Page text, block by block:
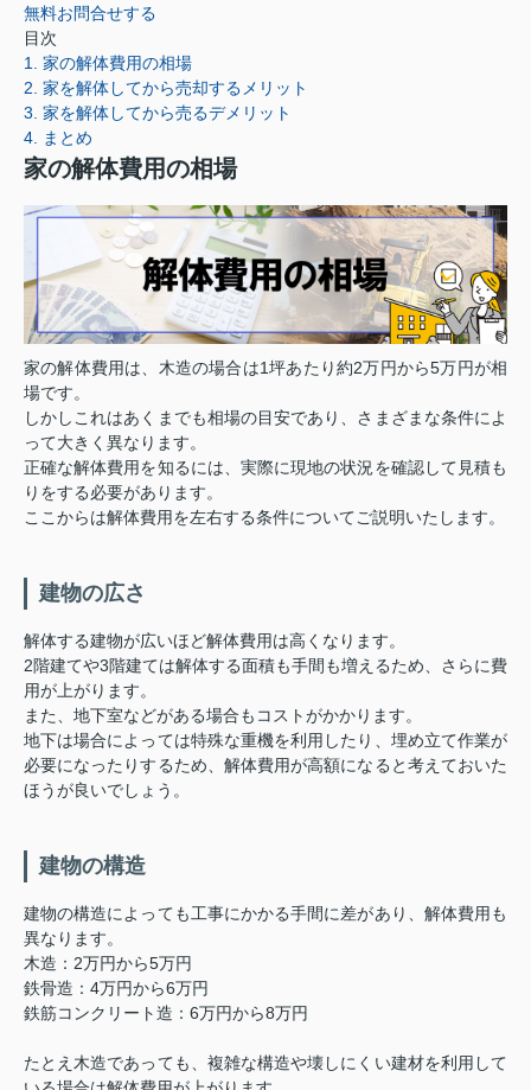
無料お問合せする
目次
1. 家の解体費用の相場
2. 家を解体してから売却するメリット
3. 家を解体してから売るデメリット
4. まとめ
家の解体費用の相場
家の解体費用は、木造の場合は1坪あたり約2万円から5万円が相
場です。
しかしこれはあくまでも相場の目安であり、さまざまな条件によ
って大きく異なります。
正確な解体費用を知るには、実際に現地の状況を確認して見積も
りをする必要があります。
ここからは解体費用を左右する条件についてご説明いたします。
建物の広さ
解体する建物が広いほど解体費用は高くなります。
2階建てや3階建ては解体する面積も手間も増えるため、さらに費
用が上がります。
また、地下室などがある場合もコストがかかります。
地下は場合によっては特殊な重機を利用したり、埋め立て作業が
必要になったりするため、解体費用が高額になると考えておいた
ほうが良いでしょう。
建物の構造
建物の構造によっても工事にかかる手間に差があり、解体費用も
異なります。
木造：2万円から5万円
鉄骨造：4万円から6万円
鉄筋コンクリート造：6万円から8万円
たとえ木造であっても、複雑な構造や壊しにくい建材を利用して